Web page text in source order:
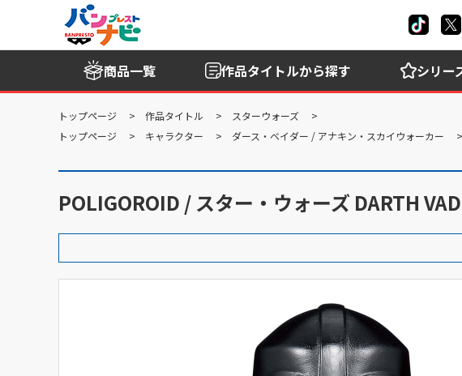
商品一覧 作品タイトルから探す シリー
トップページ 作品タイトル
スターウォーズ
トップページ
キャラクター ダース・ベイダー / アナキン・スカイウォーカー
POLIGOROID / スター・ウォーズ DARTH